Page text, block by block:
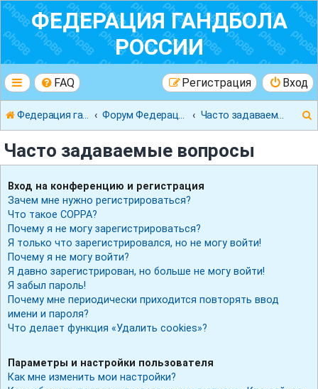
ФЕДЕРАЦИЯ ГАНДБОЛА
РОССИИ
FAQ Вход
Регистрация
Федерация гандбола России
Часто задаваемые вопросы
Вход на конференцию и регистрация
Зачем мне нужно регистрироваться?
Что такое COPPA?
Почему я не могу зарегистрироваться?
Я только что зарегистрировался, но не могу войти!
Почему я не могу войти?
Я давно зарегистрирован, но больше не могу войти!
Я забыл пароль!
Почему мне периодически приходится повторять ввод
имени и пароля?
Что делает функция «Удалить cookies»?
Параметры и настройки пользователя
Как мне изменить мои настройки?